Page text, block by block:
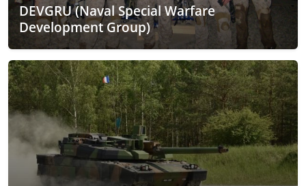
DEVGRU (Naval Special Warfare
Development Group)